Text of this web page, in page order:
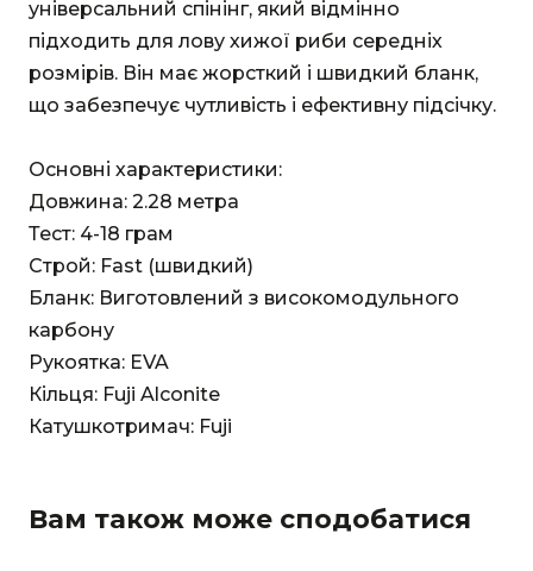
універсальний спінінг, який відмінно
підходить для лову хижої риби середніх
розмірів. Він має жорсткий і швидкий бланк,
що забезпечує чутливість і ефективну підсічку.
Основні характеристики:
Довжина: 2.28 метра
Тест: 4-18 грам
Строй: Fast (швидкий)
Бланк: Виготовлений з високомодульного
карбону
Рукоятка: EVA
Кільця: Fuji Alconite
Катушкотримач: Fuji
Вам також може сподобатися